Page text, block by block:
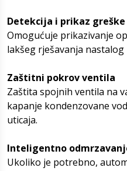
Detekcija i prikaz greške
Omogućuje prikazivanje
lakšeg rješavanja nastalog
Zaštitni pokrov ventila
Zaštita spojnih ventila na
kapanje kondenzovane
uticaja.
Inteligentno
Ukoliko je potrebno,